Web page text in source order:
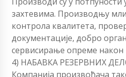
захтевима. Производњу
контрола квалитета,
документације, добро
сервисирање опреме након
4) НАБАВКА РЕЗЕРВНИХ
Компанија произвођача